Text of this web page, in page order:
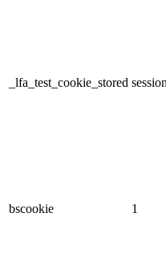
_lfa_test_cookie_stored session
bscookie 1